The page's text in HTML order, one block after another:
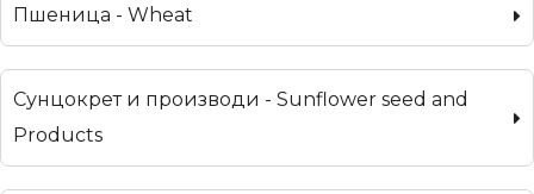
Пшеница - Wheat
Сунцокрет и производи - Sunflower seed and
Products